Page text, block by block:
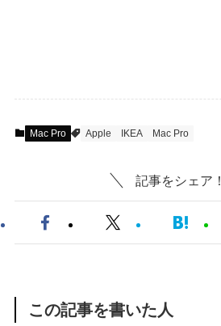
Mac Pro Apple IKEA Mac Pro
記事をシェア！
この記事を書いた人